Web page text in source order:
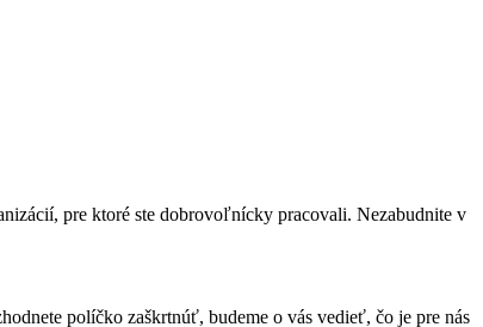
pre ktoré ste dobrovoľnícky pracovali. Nezabudnite v
políčko zaškrtnúť, budeme o vás vedieť, čo je pre nás